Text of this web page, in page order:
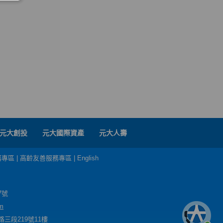
元大創投 元大國際資產 元大人壽
區 高齡友善服務專區 English
號
三段219號11樓